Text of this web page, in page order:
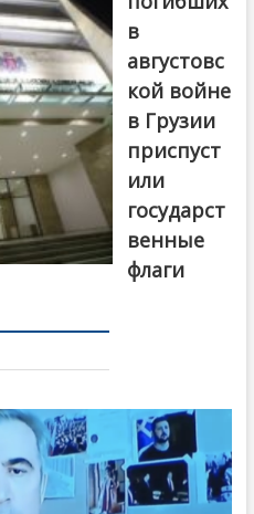
в
августовс
кой войне
в Грузии
приспуст
или
государст
венные
флаги